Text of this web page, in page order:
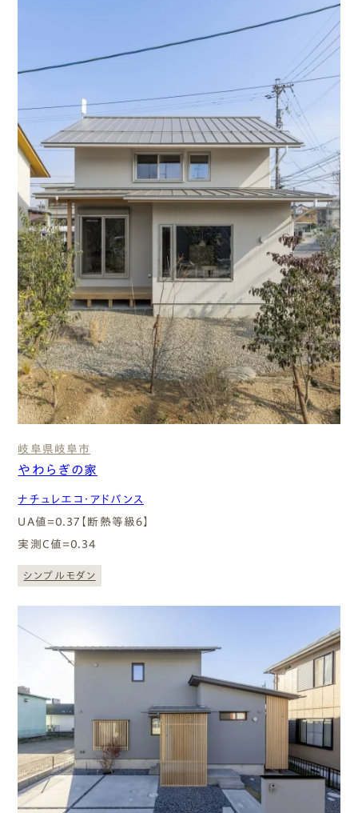
岐阜県 岐阜市
やわらぎの家
ナチュレエコ・アドバンス
UA値=0.37【断熱等級６】
実測C値=0.34
シンプルモダン